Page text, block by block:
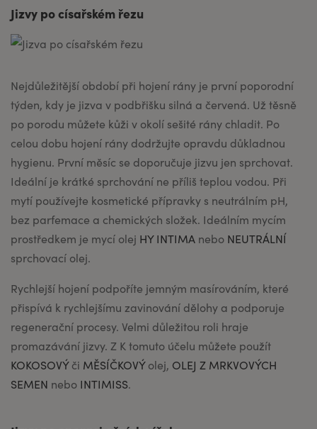
Jizvy po císařském řezu
Nejdůležitější období při hojení rány je první poporodní
týden, kdy je jizva v podbřišku silná a červená. Už těsně
po porodu můžete kůži v okolí sešité rány chladit. Po
celou dobu hojení rány dodržujte opravdu důkladnou
hygienu. První měsíc se doporučuje jizvu jen sprchovat.
Ideální je krátké sprchování ne příliš teplou vodou. Při
mytí používejte kosmetické přípravky s neutrálním pH,
bez parfemace a chemických složek. Ideálním mycím
prostředkem je mycí olej HY INTIMA nebo NEUTRÁLNÍ
sprchovací olej.
Rychlejší hojení podpoříte jemným masírováním, které
přispívá k rychlejšímu zavinování dělohy a podporuje
regenerační procesy. Velmi důležitou roli hraje
promazávání jizvy. Z K tomuto účelu můžete použít
KOKOSOVÝči MĚSÍČKOVÝolej, OLEJ Z MRKVOVÝCH
SEMEN nebo INTIMISS.